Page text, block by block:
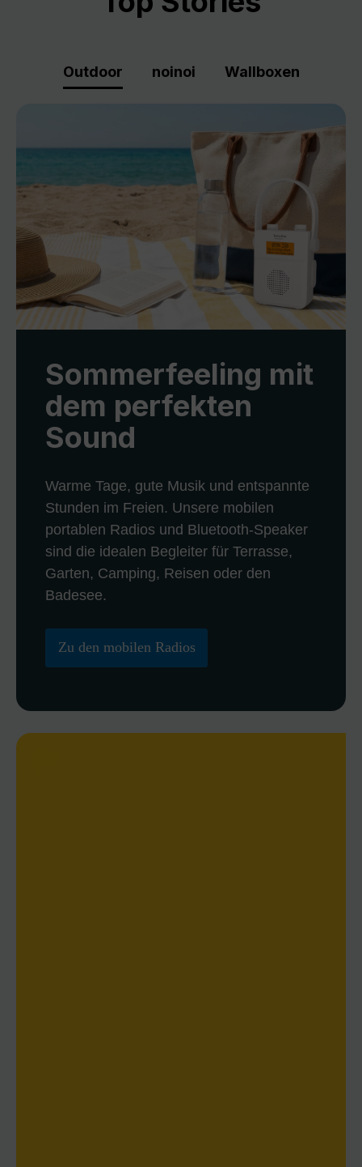
Outdoor noinoi Wallboxen
Sommerfeeling mit
dem perfekten
Sound
Warme Tage, gute Musik und entspannte
Stunden im Freien. Unsere mobilen
portablen Radios und Bluetooth-Speaker
sind die idealen Begleiter für Terrasse,
Garten, Camping, Reisen oder den
Badesee.
Zu den mobilen Radios